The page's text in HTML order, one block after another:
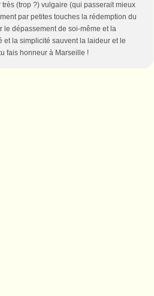
(trop ?) vulgaire (qui passerait mieux
par petites touches la rédemption du
le dépassement de soi-même et la
et la simplicité sauvent la laideur et le
fais honneur à Marseille !